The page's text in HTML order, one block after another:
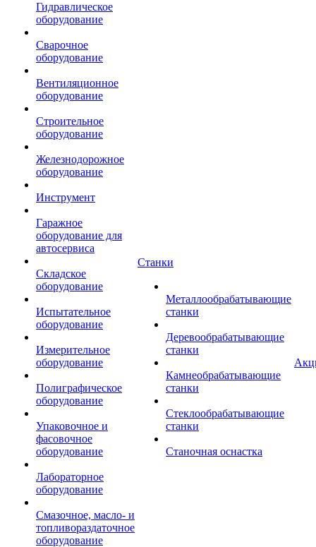
Гидравлическое
оборудование
Сварочное
оборудование
Вентиляционное
оборудование
Строительное
оборудование
Железнодорожное
оборудование
Инструмент
Гаражное
оборудование для
автосервиса
Складское
оборудование
Испытательное
оборудование
Измерительное
оборудование
Полиграфическое
оборудование
Упаковочное и
фасовочное
оборудование
Лабораторное
оборудование
Смазочное, масло- и
топливораздаточное
оборудование
Станки
Металлообрабатывающие
станки
Деревообрабатывающие
станки
Камнеобрабатывающие
станки
Стеклообрабатывающие
станки
Станочная оснастка